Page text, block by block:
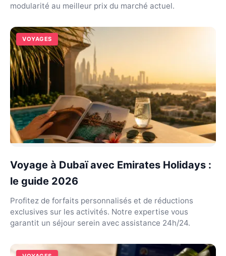
modularité au meilleur prix du marché actuel.
VOYAGES
Voyage à Dubaï avec Emirates Holidays :
le guide 2026
Profitez de forfaits personnalisés et de réductions
exclusives sur les activités. Notre expertise vous
garantit un séjour serein avec assistance 24h/24.